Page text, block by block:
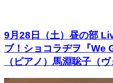
9月28日（土）昼の部
ブ！ショコラヂヲ『We
（ピアノ）馬淵聡子（ヴ